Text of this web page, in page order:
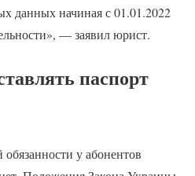
данных начиная с 01.01.2022
— заявил юрист.
паспорт
у абонентов